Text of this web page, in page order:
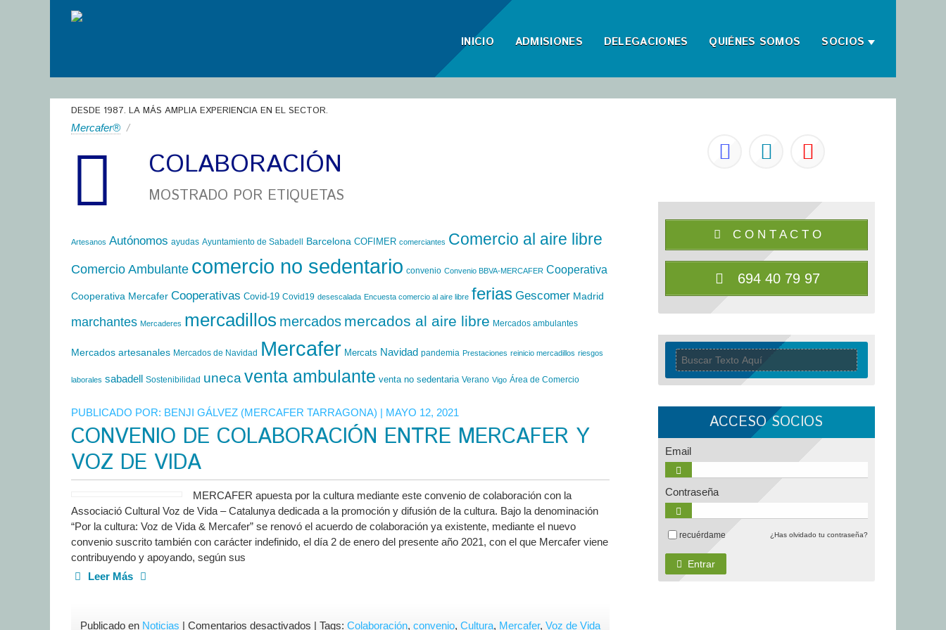
INICIO ADMISIONES DELEGACIONES QUIÉNES SOMOS SOCIOS
DESDE 1987. LA MÁS AMPLIA EXPERIENCIA EN EL SECTOR.
Mercafer® /
COLABORACIÓN
MOSTRADO POR ETIQUETAS
Artesanos Autónomos ayudas Ayuntamiento de Sabadell Barcelona COFIMER comerciantes Comercio al aire libre
Comercio Ambulante comercio no sedentario convenio Convenio BBVA-MERCAFER Cooperativa
Cooperativa Mercafer Cooperativas Covid-19 Covid19 desescalada Encuesta comercio al aire libre ferias Gescomer Madrid
marchantes Mercaderes mercadillos mercados mercados al aire libre Mercados ambulantes
Mercados artesanales Mercados de Navidad Mercafer Mercats Navidad pandemia Prestaciones reinicio mercadillos riesgos
laborales sabadell Sostenibilidad uneca venta ambulante venta no sedentaria Verano Vigo Área de Comercio
PUBLICADO POR: BENJI GÁLVEZ (MERCAFER TARRAGONA) | MAYO 12, 2021
CONVENIO DE COLABORACIÓN ENTRE MERCAFER Y
VOZ DE VIDA
MERCAFER apuesta por la cultura mediante este convenio de colaboración con la
Associació Cultural Voz de Vida – Catalunya dedicada a la promoción y difusión de la cultura. Bajo la denominación
“Por la cultura: Voz de Vida & Mercafer” se renovó el acuerdo de colaboración ya existente, mediante el nuevo
convenio suscrito también con carácter indefinido, el día 2 de enero del presente año 2021, con el que Mercafer viene
contribuyendo y apoyando, según sus
Leer Más
Publicado en Noticias | Comentarios desactivadosen| Tags: Colaboración, convenio, Cultura, Mercafer, Voz de Vida
C O N T A C T O
694 40 79 97
ACCESO SOCIOS
Email
Contraseña
recuérdame ¿Has olvidado tu contraseña?
Entrar